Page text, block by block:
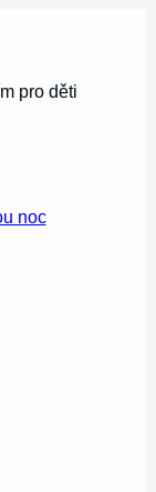
pro děti
noc